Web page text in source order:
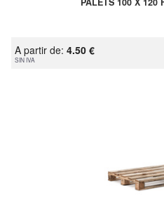
A partir de: 4.50 €
SIN IVA